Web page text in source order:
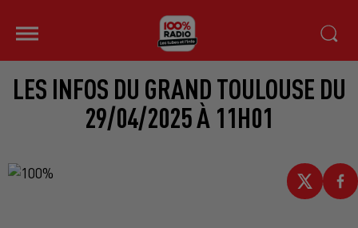
LES INFOS DU GRAND TOULOUSE DU
29/04/2025 À 11H01